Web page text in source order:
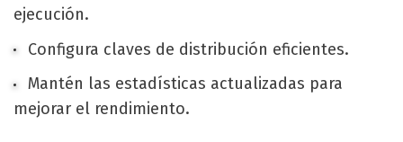
ejecución.
Configura claves de distribución eficientes.
Mantén las estadísticas actualizadas para
mejorar el rendimiento.